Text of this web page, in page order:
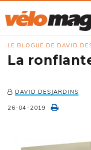
LE BLOGUE DE DAVID
La
DAVID DESJARDINS
26-04-2019